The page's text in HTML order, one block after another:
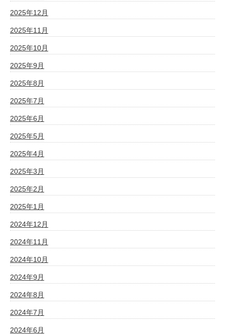
2025年12月
2025年11月
2025年10月
2025年9月
2025年8月
2025年7月
2025年6月
2025年5月
2025年4月
2025年3月
2025年2月
2025年1月
2024年12月
2024年11月
2024年10月
2024年9月
2024年8月
2024年7月
2024年6月